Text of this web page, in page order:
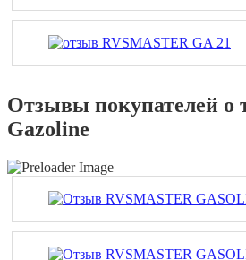
Отзывы покупателей о
Gazoline